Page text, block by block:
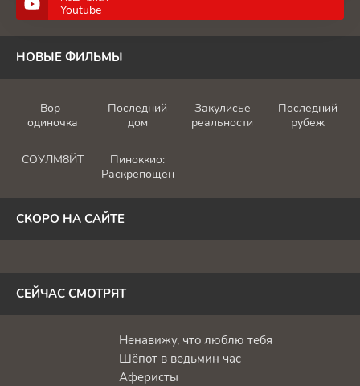
Youtube
НОВЫЕ ФИЛЬМЫ
Вор-
одиночка
Последний
дом
Закулисье
реальности
Последний
рубеж
СОУЛМ8ЙТ
Пиноккио:
Раскрепощённый
СКОРО НА САЙТЕ
СЕЙЧАС СМОТРЯТ
Ненавижу, что люблю тебя
Шёпот в ведьмин час
Аферисты